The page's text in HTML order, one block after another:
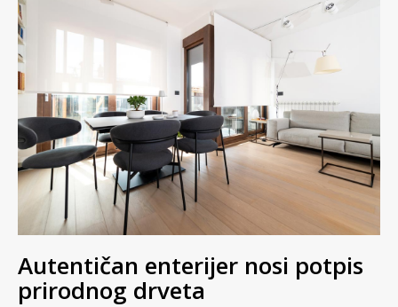
Autentičan enterijer nosi potpis
prirodnog drveta